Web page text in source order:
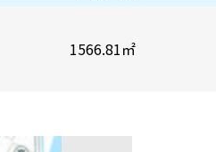
1566.81㎡